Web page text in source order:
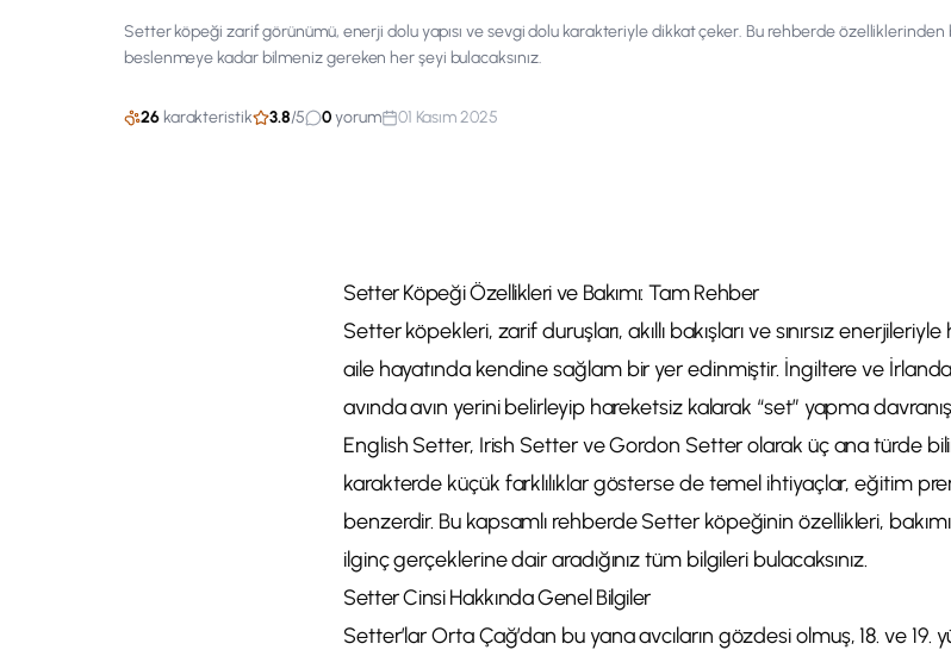
Setter köpeği zarif görünümü, enerji dolu yapısı ve sevgi dolu karakteriyle dikkat çeker. Bu rehberde özelliklerinden
beslenmeye kadar bilmeniz gereken her şeyi bulacaksınız.
26 karakteristik 3.8/5 0yorum 01 Kasım 2025
Setter Köpeği Özellikleri ve Bakımı: Tam Rehber
Setter köpekleri, zarif duruşları, akıllı bakışları ve sınırsız
aile hayatında kendine sağlam bir yer edinmiştir. İngiltere ve
avında avın yerini belirleyip hareketsiz kalarak “set” yapma
English Setter, Irish Setter ve Gordon Setter olarak üç ana türde
karakterde küçük farklılıklar gösterse de temel ihtiyaçlar, eğitim
benzerdir. Bu kapsamlı rehberde Setter köpeğinin özellikleri,
ilginç gerçeklerine dair aradığınız tüm bilgileri bulacaksınız.
Setter Cinsi Hakkında Genel Bilgiler
Setter’lar Orta Çağ’dan bu yana avcıların gözdesi olmuş, 18. ve 19.